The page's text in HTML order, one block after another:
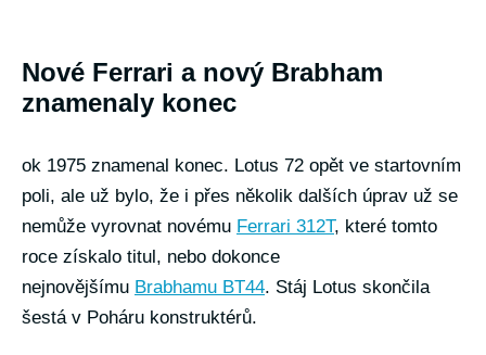
Nové Ferrari a nový Brabham
znamenaly konec
ok 1975 znamenal konec. Lotus 72 opět ve startovním
poli, ale už bylo, že i přes několik dalších úprav už se
nemůže vyrovnat novému Ferrari 312T, které tomto
roce získalo titul, nebo dokonce
nejnovějšímu Brabhamu BT44. Stáj Lotus skončila
šestá v Poháru konstruktérů.